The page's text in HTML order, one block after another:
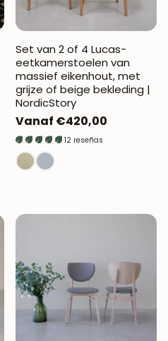
Set van 2 of 4 Lucas-
eetkamerstoelen van
massief eikenhout, met
grijze of beige bekleding |
NordicStory
Normale
prijs
Vanaf €420,00
12 reseñas